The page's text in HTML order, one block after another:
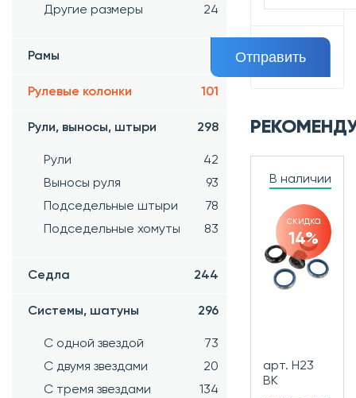
Другие размеры
24
Рамы
Рулевые колонки 101
Рули, выносы, штыри 298
Рули
42
Выносы руля
93
Подседельные штыри
78
Подседельные хомуты
83
Седла 244
Системы, шатуны 296
С одной звездой
73
С двумя звездами
20
С тремя звездами
134
В наличии
скидка
14%
арт. H23
BK